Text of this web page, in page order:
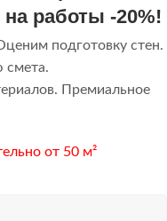
работы -20%!
подготовку стен.
смета.
Премиальное
от 50 м²